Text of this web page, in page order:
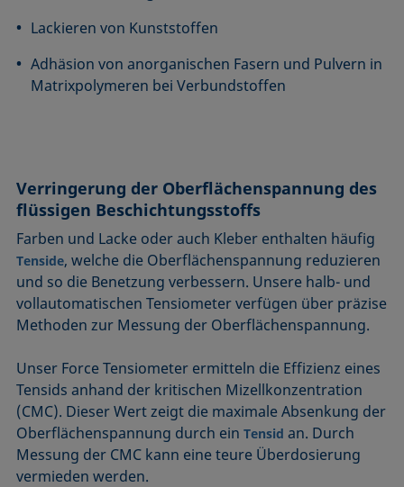
Lackieren von Kunststoffen
Adhäsion von anorganischen Fasern und Pulvern in
Matrixpolymeren bei Verbundstoffen
Verringerung der Oberflächenspannung des
flüssigen Beschichtungsstoffs
Farben und Lacke oder auch Kleber enthalten häufig
Tenside, welche die Oberflächenspannung reduzieren
und so die Benetzung verbessern. Unsere halb- und
vollautomatischen Tensiometer verfügen über präzise
Methoden zur Messung der Oberflächenspannung.
Unser Force Tensiometer ermitteln die Effizienz eines
Tensids anhand der kritischen Mizellkonzentration
(CMC). Dieser Wert zeigt die maximale Absenkung der
Oberflächenspannung durch einTensid an. Durch
Messung der CMC kann eine teure Überdosierung
vermieden werden.